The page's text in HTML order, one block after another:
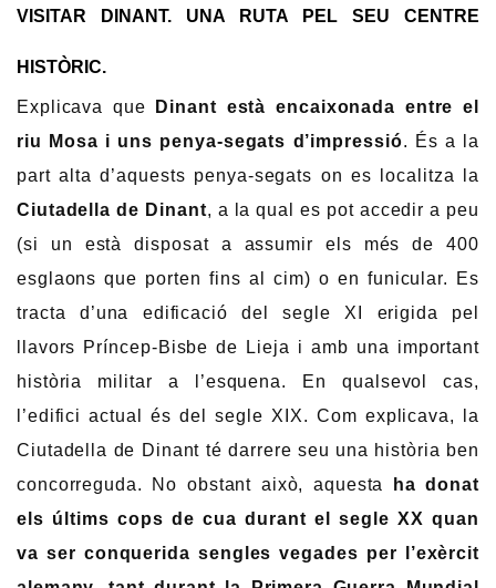
VISITAR DINANT. UNA RUTA PEL SEU CENTRE
HISTÒRIC.
Explicava que
Dinant està encaixonada entre el
riu Mosa i uns penya-segats d’impressió. És a la
part alta d’aquests penya-segats on es localitza la
Ciutadella de Dinant, a la qual es pot accedir a peu
(si un està disposat a assumir els més de 400
esglaons que porten fins al cim) o en funicular. Es
tracta d’una edificació del segle XI erigida pel
llavors Príncep-Bisbe de Lieja i amb una important
història militar a l’esquena. En qualsevol cas,
l’edifici actual és del segle XIX. Com explicava, la
Ciutadella de Dinant té darrere seu una història ben
concorreguda. No obstant això, aquesta
ha donat
els últims cops de cua durant el segle XX quan
va ser conquerida sengles vegades per l’exèrcit